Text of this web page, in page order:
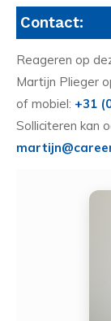
Contact:
Reageren op
Martijn Plieger
of mobiel: +31
Solliciteren kan